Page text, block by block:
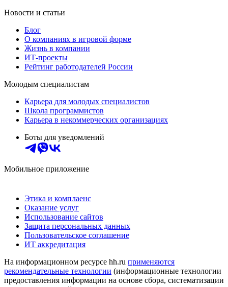
Новости и статьи
Блог
О компаниях в игровой форме
Жизнь в компании
ИТ-проекты
Рейтинг работодателей России
Молодым специалистам
Карьера для молодых специалистов
Школа программистов
Карьера в некоммерческих организациях
Боты для уведомлений
Мобильное приложение
Этика и комплаенс
Оказание услуг
Использование сайтов
Защита персональных данных
Пользовательское соглашение
ИТ аккредитация
На информационном ресурсе hh.ru применяются
рекомендательные технологии (информационные технологии
предоставления информации на основе сбора, систематизации